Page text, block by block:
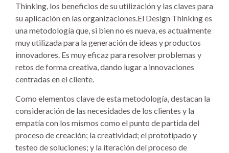
Thinking, los beneficios de su utilización y las claves para
su aplicación en las organizaciones.El Design Thinking es
una metodología que, si bien no es nueva, es actualmente
muy utilizada para la generación de ideas y productos
innovadores. Es muy eficaz para resolver problemas y
retos de forma creativa, dando lugar a innovaciones
centradas en el cliente.
Como elementos clave de esta metodología, destacan la
consideración de las necesidades de los clientes y la
empatía con los mismos como el punto de partida del
proceso de creación; la creatividad; el prototipado y
testeo de soluciones; y la iteración del proceso de